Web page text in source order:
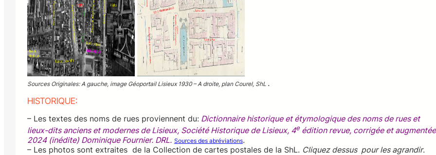
Sources Originales: A gauche, image Géoportail Lisieux 1930 – A droite, plan Courel, ShL .
HISTORIQUE:
– Les textes des noms de rues proviennent du: Dictionnaire historique et étymologique des noms de rues et
lieux-dits anciens et modernes de Lisieux, Société Historique de Lisieux, 4eédition revue, corrigée et
2024 (inédite) Dominique Fournier. DRL. Sources des abréviations.
– Les photos sont extraites de la Collection de cartes postales de la ShL. Cliquez dessus pour les agrandir.